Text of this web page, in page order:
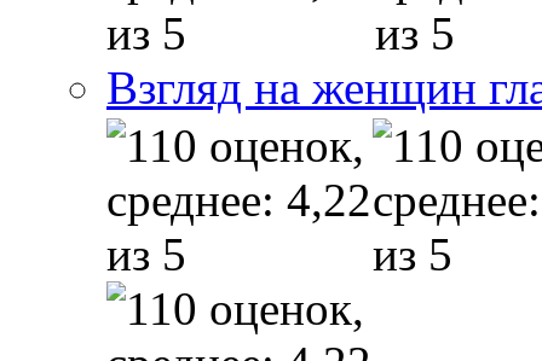
Взгляд на женщин